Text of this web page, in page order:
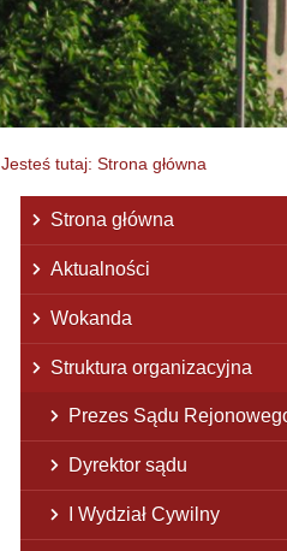
Jesteś tutaj: Strona główna
Menu główne
Strona główna
Aktualności
Wokanda
Struktura organizacyjna
Prezes Sądu
Dyrektor sądu
I Wydział Cywilny